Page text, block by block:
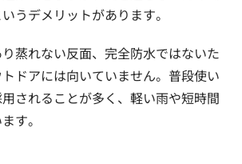
うデメリットがあります。
蒸れない反面、完全防水ではないた
ドアには向いていません。普段使い
されることが多く、軽い雨や短時間
す。